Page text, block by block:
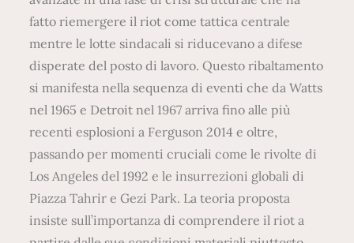
fatto riemergere il riot come tattica centrale
mentre le lotte sindacali si riducevano a difese
disperate del posto di lavoro. Questo ribaltamento
si manifesta nella sequenza di eventi che da Watts
nel 1965 e Detroit nel 1967 arriva fino alle più
recenti esplosioni a Ferguson 2014 e oltre,
passando per momenti cruciali come le rivolte di
Los Angeles del 1992 e le insurrezioni globali di
Piazza Tahrir e Gezi Park. La teoria proposta
insiste sull’importanza di comprendere il riot a